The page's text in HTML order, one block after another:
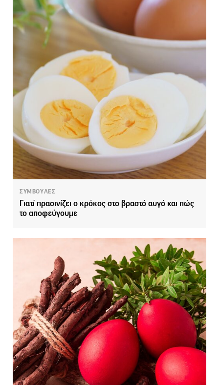
ΣΥΜΒΟΥΛΕΣ
Γιατί πρασινίζει ο κρόκος στο βραστό αυγό και πώς
το αποφεύγουμε